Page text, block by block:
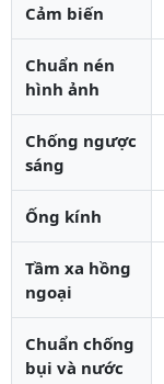
Cảm biến
Chuẩn nén
hình ảnh
Chống ngược
sáng
Ống kính
Tầm xa hồng
ngoại
Chuẩn chống
bụi và nước